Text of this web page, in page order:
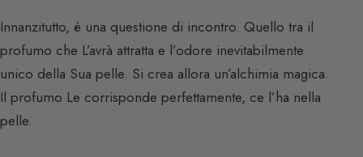
Innanzitutto, è una questione di incontro. Quello tra il
profumo che L’avrà attratta e l’odore inevitabilmente
unico della Sua pelle. Si crea allora un’alchimia magica.
Il profumo Le corrisponde perfettamente, ce l’ha nella
pelle.